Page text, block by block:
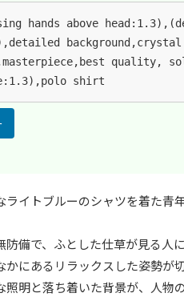
hands above
quality,
shirt
イトブルーのシャツを着た青
備で、ふとした仕草が見る人
にあるリラックスした姿勢が
明と落ち着いた背景が、人物